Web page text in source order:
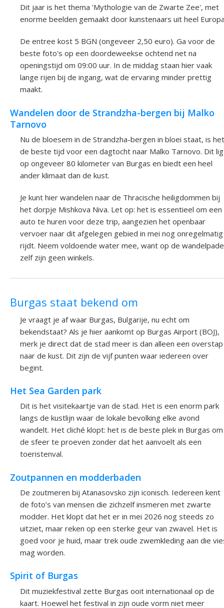
Dit jaar is het thema 'Mythologie van de Zwarte Zee', met
enorme beelden gemaakt door kunstenaars uit heel
De entree kost 5 BGN (ongeveer 2,50 euro). Ga voor de
beste foto's op een doordeweekse ochtend net na
openingstijd om 09:00 uur. In de middag staan hier vaak
lange rijen bij de ingang, wat de ervaring minder prettig
maakt.
Wandelen door de Strandzha-bergen bij Malko
Tarnovo
Nu de bloesem in de Strandzha-bergen in bloei staat, is het
de beste tijd voor een dagtocht naar Malko Tarnovo. Dit
op ongeveer 80 kilometer van Burgas en biedt een heel
ander klimaat dan de kust.
Je kunt hier wandelen naar de Thracische heiligdommen bij
het dorpje Mishkova Niva. Let op: het is essentieel om een
auto te huren voor deze trip, aangezien het openbaar
vervoer naar dit afgelegen gebied in mei nog onregelmatig
rijdt. Neem voldoende water mee, want op de
zelf zijn geen winkels.
Burgas staat bekend om
Je vraagt je af waar Burgas, Bulgarije, nu echt om
bekendstaat? Als je hier aankomt op Burgas Airport (BOJ),
merk je direct dat de stad meer is dan alleen een overstap
naar de kust. Dit zijn de vijf punten waar iedereen over
begint.
Het Sea Garden park
Dit is het visitekaartje van de stad. Het is een enorm park
langs de kustlijn waar de lokale bevolking elke avond
wandelt. Het cliché klopt: het is de beste plek in Burgas om
de sfeer te proeven zonder dat het aanvoelt als een
toeristenval.
Zoutpannen en modderbaden
De zoutmeren bij Atanasovsko zijn iconisch. Iedereen kent
de foto’s van mensen die zichzelf insmeren met zwarte
modder. Het klopt dat het er in mei 2026 nog steeds zo
uitziet, maar reken op een sterke geur van zwavel. Het is
goed voor je huid, maar trek oude zwemkleding aan die
mag worden.
Spirit of Burgas
Dit muziekfestival zette Burgas ooit internationaal op de
kaart. Hoewel het festival in zijn oude vorm niet meer